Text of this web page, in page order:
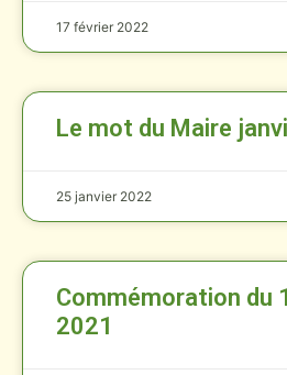
17 février 2022
Le mot du Maire
25 janvier 2022
Commémoration du
2021